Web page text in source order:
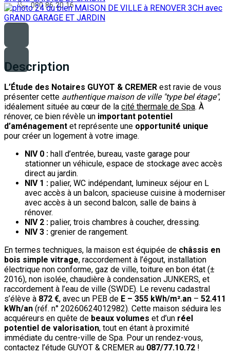
080 86 20 16
Description
L’Étude des Notaires GUYOT & CREMER est ravie de vous
présenter cette authentique maison de ville "type bel étage",
idéalement située au cœur de la cité thermale de Spa. À
rénover, ce bien révèle un important potentiel
d’aménagement et représente une opportunité unique
pour créer un logement à votre image.
NIV 0 : hall d’entrée, bureau, vaste garage pour
stationner un véhicule, espace de stockage avec accès
direct au jardin.
NIV 1 : palier, WC indépendant, lumineux séjour en L
avec accès à un balcon, spacieuse cuisine à moderniser
avec accès à un second balcon, salle de bains à
rénover.
NIV 2 : palier, trois chambres à coucher, dressing.
NIV 3 : grenier de rangement.
En termes techniques, la maison est équipée de châssis en
bois simple vitrage, raccordement à l’égout, installation
électrique non conforme, gaz de ville, toiture en bon état (±
2016), non isolée, chaudière à condensation JUNKERS, et
raccordement à l’eau de ville (SWDE). Le revenu cadastral
s’élève à 872 €, avec un PEB de E – 355 kWh/m².an – 52.411
kWh/an (réf. n° 20260624012982). Cette maison séduira les
acquéreurs en quête de beaux volumes et d’un réel
potentiel de valorisation, tout en étant à proximité
immédiate du centre-ville de Spa. Pour un rendez-vous,
contactez l’étude GUYOT & CREMER au 087/77.10.72 !